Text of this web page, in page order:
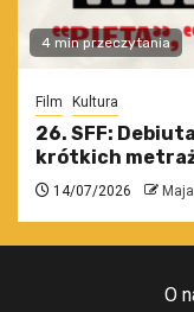
4 min przeczytania
Film Kultura
26. SFF:
krótkich
14/07/2026
O